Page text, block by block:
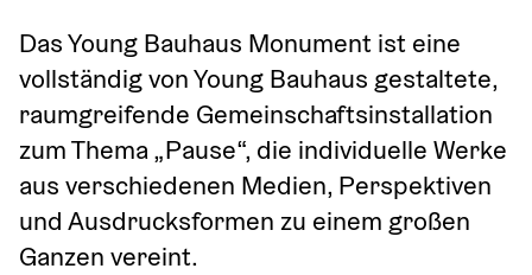
Das Young Bauhaus Monument ist eine
vollständig von Young Bauhaus gestaltete,
raumgreifende Gemeinschaftsinstallation
zum Thema „Pause“, die individuelle Werke
aus verschiedenen Medien, Perspektiven
und Ausdrucksformen zu einem großen
Ganzen vereint.